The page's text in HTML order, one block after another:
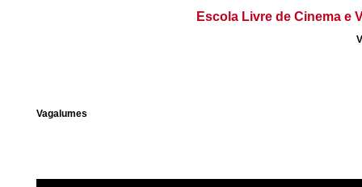
Escola Livre de Cinema e
Vagalumes